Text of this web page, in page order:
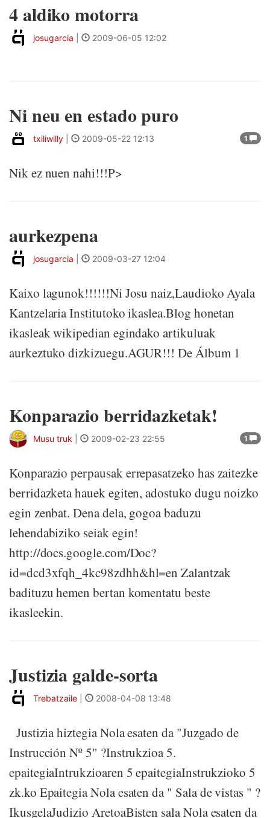
4 aldiko motorra
josugarcia 2009-06-05 12:02
Ni neu en estado puro
1
txiliwilly 2009-05-22 12:13
Nik ez nuen nahi!!!P>
aurkezpena
josugarcia 2009-03-27 12:04
Kaixo lagunok!!!!!!Ni Josu naiz,Laudioko Ayala
Kantzelaria Institutoko ikaslea.Blog honetan
ikasleak wikipedian egindako artikuluak
aurkeztuko dizkizuegu.AGUR!!! De Álbum 1
Konparazio berridazketak!
1
Musu truk 2009-02-23 22:55
Konparazio perpausak errepasatzeko has zaitezke
berridazketa hauek egiten, adostuko dugu noizko
egin zenbat. Dena dela, gogoa baduzu
lehendabiziko seiak egin!
http://docs.google.com/Doc?
id=dcd3xfqh_4kc98zdhh&hl=en Zalantzak
badituzu hemen bertan komentatu beste
ikasleekin.
Justizia galde-sorta
Trebatzaile 2008-04-08 13:48
Justizia hiztegia Nola esaten da "Juzgado de
Instrucción Nº 5" ?Instrukzioa 5.
epaitegiaIntrukzioaren 5 epaitegiaInstrukzioko 5
zk.ko Epaitegia Nola esaten da " Sala de vistas " ?
IkusgelaJudizio AretoaBisten sala Nola esaten da